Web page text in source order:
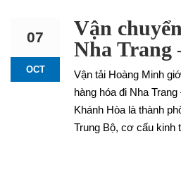
07
OCT
Vận
Nha Trang
Vận tải Hoàng Minh
hàng hóa đi Nha
Khánh Hòa là thành
Trung Bộ, cơ cấu